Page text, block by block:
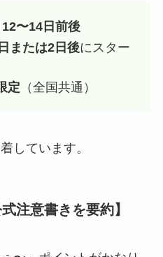
〜14日前後
または2日後にスター
定 （全国共通）
しています。
注意書きを要約】